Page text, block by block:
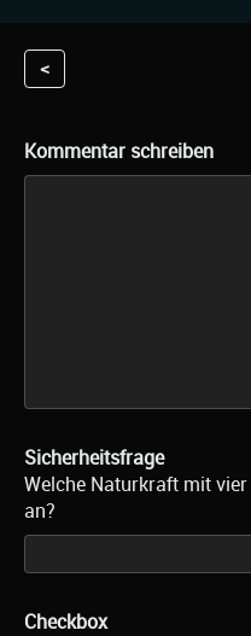
<
Kommentar schreiben
Sicherheitsfrage
Welche Naturkraft mit
an?
Checkbox